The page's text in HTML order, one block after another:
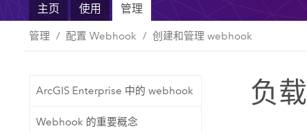
主页 使用 管理
管理 配置 Webhook 创建和管理 webhook
ArcGIS Enterprise 中的 webhook
Webhook 的重要概念
负载